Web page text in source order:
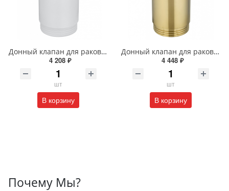
Донный клапан для раковины с переливом Wonzon & Woghand WW-88SS09-MW белый матовый
4 208 ₽
шт
В корзину
Донный клапан для раковины с переливом Wonzon & Woghand WW-88SS09-BG брашированное золото
4 448 ₽
шт
В корзину
Почему Мы?